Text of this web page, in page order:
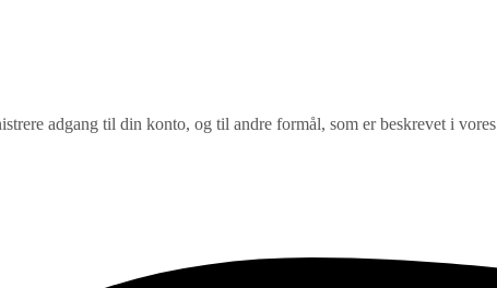
adgang til din konto, og til andre formål, som er beskrevet i vores